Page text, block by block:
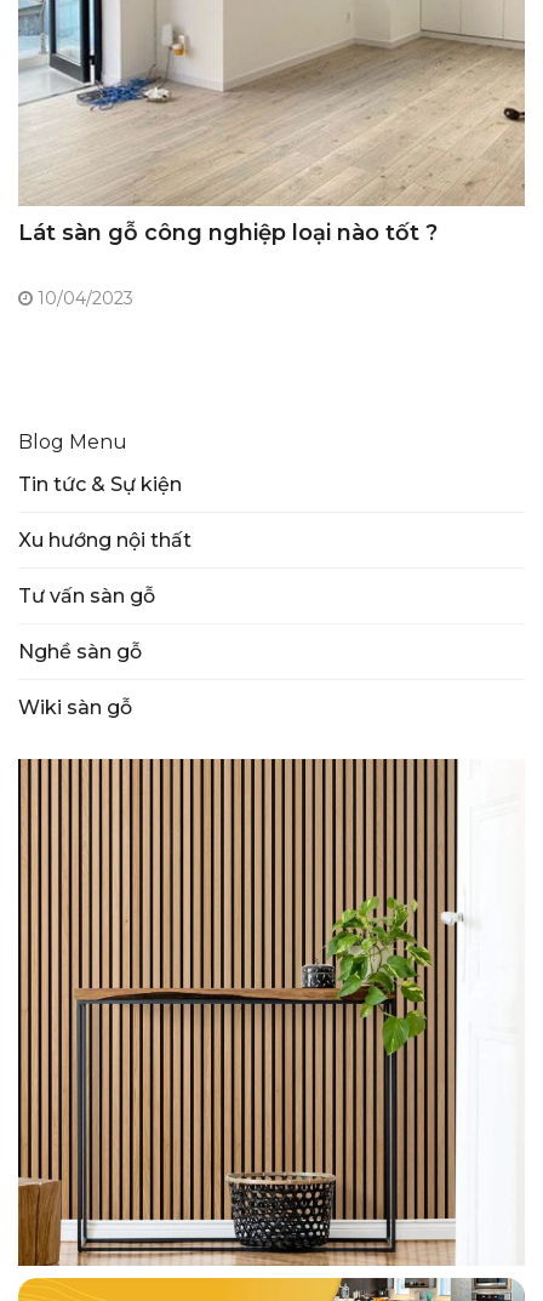
Lát sàn gỗ công nghiệp loại nào tốt ?
10/04/2023
Blog Menu
Tin tức & Sự kiện
Xu hướng nội thất
Tư vấn sàn gỗ
Nghề sàn gỗ
Wiki sàn gỗ